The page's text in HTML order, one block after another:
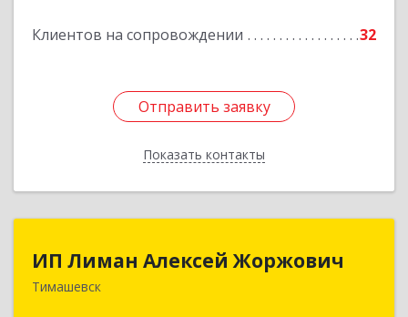
Клиентов на сопровождении 32
Отправить заявку
Показать контакты
Подробнее
Отправить заявку
Назад
ИП Лиман Алексей Жоржович
Тимашевск
ИП Лиман Алексей Жоржович
352731, Краснодарский край, Тимашевский р-н,